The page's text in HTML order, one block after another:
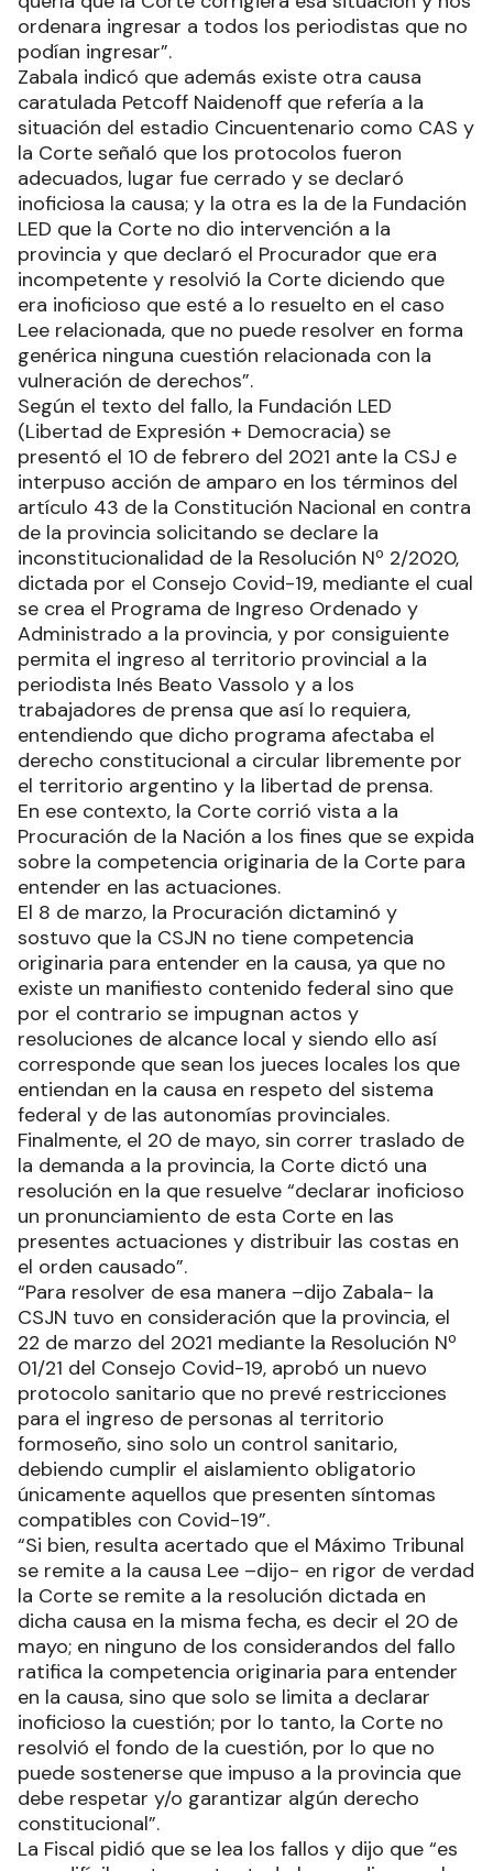
ordenara ingresar a todos los periodistas que no
podían ingresar”.
Zabala indicó que además existe otra causa
caratulada Petcoff Naidenoff que refería a la
situación del estadio Cincuentenario como CAS y
la Corte señaló que los protocolos fueron
adecuados, lugar fue cerrado y se declaró
inoficiosa la causa; y la otra es la de la Fundación
LED que la Corte no dio intervención a la
provincia y que declaró el Procurador que era
incompetente y resolvió la Corte diciendo que
era inoficioso que esté a lo resuelto en el caso
Lee relacionada, que no puede resolver en forma
genérica ninguna cuestión relacionada con la
vulneración de derechos”.
Según el texto del fallo, la Fundación LED
(Libertad de Expresión + Democracia) se
presentó el 10 de febrero del 2021 ante la CSJ e
interpuso acción de amparo en los términos del
artículo 43 de la Constitución Nacional en contra
de la provincia solicitando se declare la
inconstitucionalidad de la Resolución Nº 2/2020,
dictada por el Consejo Covid-19, mediante el cual
se crea el Programa de Ingreso Ordenado y
Administrado a la provincia, y por consiguiente
permita el ingreso al territorio provincial a la
periodista Inés Beato Vassolo y a los
trabajadores de prensa que así lo requiera,
entendiendo que dicho programa afectaba el
derecho constitucional a circular libremente por
el territorio argentino y la libertad de prensa.
En ese contexto, la Corte corrió vista a la
Procuración de la Nación a los fines que se expida
sobre la competencia originaria de la Corte para
entender en las actuaciones.
El 8 de marzo, la Procuración dictaminó y
sostuvo que la CSJN no tiene competencia
originaria para entender en la causa, ya que no
existe un manifiesto contenido federal sino que
por el contrario se impugnan actos y
resoluciones de alcance local y siendo ello así
corresponde que sean los jueces locales los que
entiendan en la causa en respeto del sistema
federal y de las autonomías provinciales.
Finalmente, el 20 de mayo, sin correr traslado de
la demanda a la provincia, la Corte dictó una
resolución en la que resuelve “declarar inoficioso
un pronunciamiento de esta Corte en las
presentes actuaciones y distribuir las costas en
el orden causado”.
“Para resolver de esa manera –dijo Zabala- la
CSJN tuvo en consideración que la provincia, el
22 de marzo del 2021 mediante la Resolución Nº
01/21 del Consejo Covid-19, aprobó un nuevo
protocolo sanitario que no prevé restricciones
para el ingreso de personas al territorio
formoseño, sino solo un control sanitario,
debiendo cumplir el aislamiento obligatorio
únicamente aquellos que presenten síntomas
compatibles con Covid-19”.
“Si bien, resulta acertado que el Máximo Tribunal
se remite a la causa Lee –dijo- en rigor de verdad
la Corte se remite a la resolución dictada en
dicha causa en la misma fecha, es decir el 20 de
mayo; en ninguno de los considerandos del fallo
ratifica la competencia originaria para entender
en la causa, sino que solo se limita a declarar
inoficioso la cuestión; por lo tanto, la Corte no
resolvió el fondo de la cuestión, por lo que no
puede sostenerse que impuso a la provincia que
debe respetar y/o garantizar algún derecho
constitucional”.
La Fiscal pidió que se lea los fallos y dijo que “es